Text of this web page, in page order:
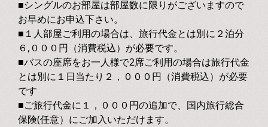
■シングルのお部屋は部屋数に限りがございますので
お早めにお申込下さい。
■１人部屋ご利用の場合は、旅行代金とは別に２泊分
６,０００円（消費税込）が必要です。
■バスの座席をお一人様で2席ご利用の場合は旅行代金
とは別に１日当たり２，０００円（消費税込）が必要
です
■ご旅行代金に１，０００円の追加で、国内旅行総合
保険(任意）にご加入いただけます。